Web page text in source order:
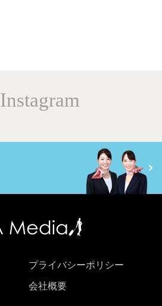
Instagram
プライバシーポリシー
会社概要